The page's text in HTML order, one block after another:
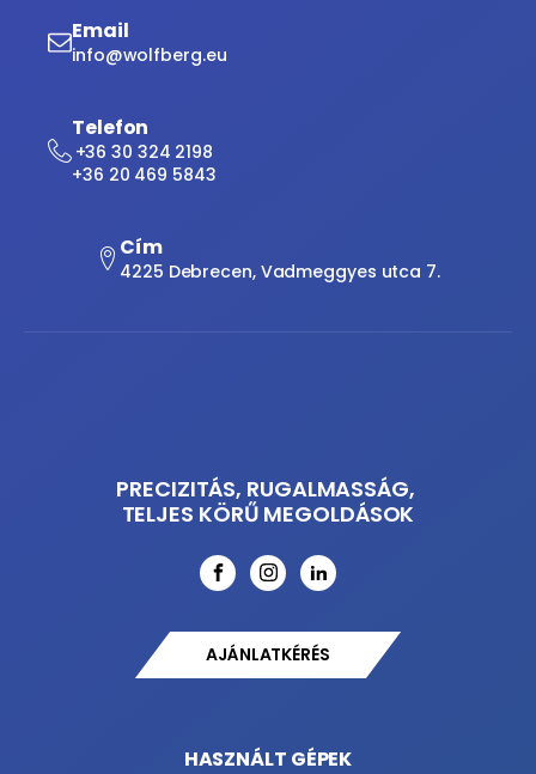
Email
info@wolfberg.eu
Telefon
+36 30 324 2198
+36 20 469 5843
Cím
4225 Debrecen, Vadmeggyes utca 7.
PRECIZITÁS, RUGALMASSÁG,
TELJES KÖRŰ MEGOLDÁSOK
AJÁNLATKÉRÉS
HASZNÁLT GÉPEK